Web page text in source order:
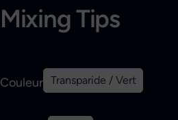
Mixing Tips
Couleur Transparide / Vert